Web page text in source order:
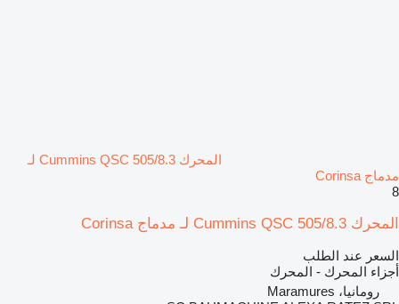
المحرك Cummins QSC 505/8.3 لـ
مدماج Corinsa
8
المحرك Cummins QSC 505/8.3 لـ مدماج Corinsa
السعر عند الطلب
أجزاء المحرك - المحرك
رومانيا، Maramures